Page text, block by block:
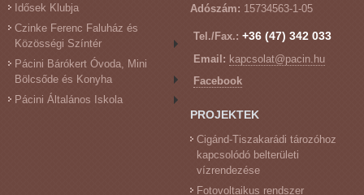
Idősek Klubja
Czinke Ferenc Faluház és
Közösségi Színtér
Pácini Bárókert Óvoda, Mini
Bölcsőde és Konyha
Pácini Általános Iskola
Adószám: 15734563-1-05
Tel./Fax.: +36 (47) 342 033
Email: kapcsolat@pacin.hu
Facebook
PROJEKTEK
Cigánd-Tiszakarádi tározóhoz
kapcsolódó belterületi
vízrendezése
Fotovoltaikus rendszer